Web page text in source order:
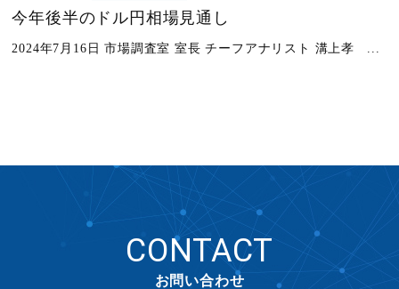
今年後半のドル円相場見通し
2024年7月16日 市場調査室 室長 チーフアナリスト 溝上孝 ...
CONTACT
お問い合わせ